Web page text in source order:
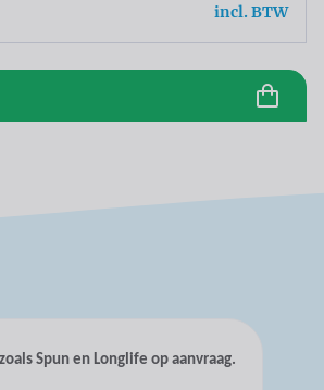
incl. BTW
Spun en Longlife op aanvraag.